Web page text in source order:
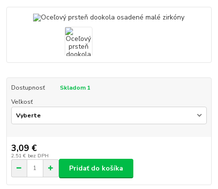
Dostupnosť
Skladom 1
Veľkosť
3,09 €
2,51 € bez DPH
Pridať do košíka